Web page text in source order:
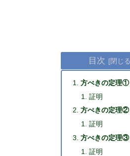
目次
方べきの定理①
証明
方べきの定理②
証明
方べきの定理③
証明